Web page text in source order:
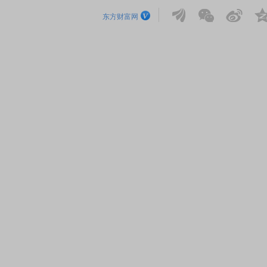
东方财富网